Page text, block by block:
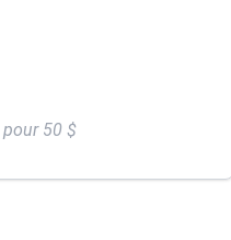
50 $